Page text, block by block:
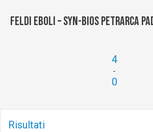
Feldi Eboli – Syn-Bios Petrarca
4
-
0
Risultati